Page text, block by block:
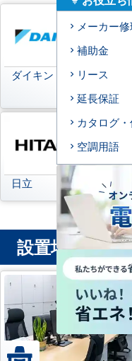
ダイキン
日立
設置場所
メーカー
補助金
リース
延長保証
カタログ
空調用語